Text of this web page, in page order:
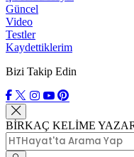
Güncel
Video
Testler
Kaydettiklerim
Bizi Takip Edin
BİRKAÇ KELİME